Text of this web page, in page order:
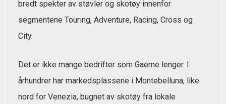
bredt spekter av støvler og skotøy innenfor
segmentene Touring, Adventure, Racing, Cross og
City.
Det er ikke mange bedrifter som Gaerne lenger. I
århundrer har markedsplassene i Montebelluna, like
nord for Venezia, bugnet av skotøy fra lokale